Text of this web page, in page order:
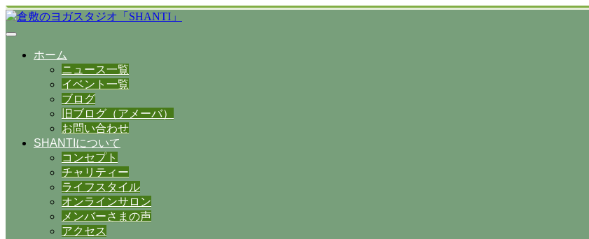
ホーム
ニュース一覧
イベント一覧
ブログ
旧ブログ（アメーバ）
お問い合わせ
SHANTIについて
コンセプト
チャリティー
ライフスタイル
オンラインサロン
メンバーさまの声
アクセス